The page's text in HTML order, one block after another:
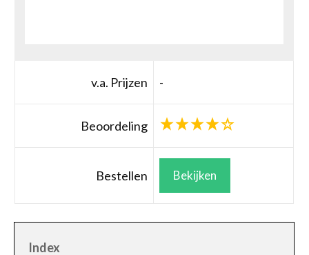
v.a. Prijzen -
Beoordeling
Bestellen Bekijken
Index